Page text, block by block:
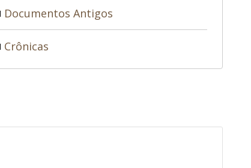
Documentos Antigos
Crônicas